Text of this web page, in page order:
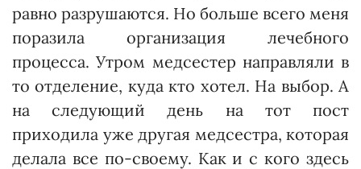
равно разрушаются. Но больше всего меня
поразила организация лечебного
процесса. Утром медсестер направляли в
то отделение, куда кто хотел. На выбор. А
на следующий день на тот пост
приходила уже другая медсестра, которая
делала все по-своему. Как и с кого здесь